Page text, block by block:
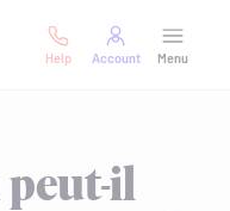
Help Account Menu
peut-il